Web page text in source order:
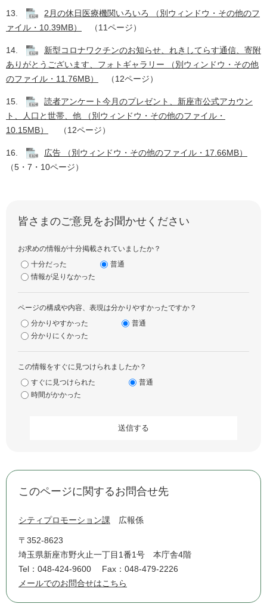
13.
2月の休日医療機関いろいろ （別ウィンドウ・その他のフ
ァイル・10.39MB）
（11ページ）
​14.
新型コロナワクチンのお知らせ、れきしてらす通信、寄附
ありがとうございます、フォトギャラリー （別ウィンドウ・その他
のファイル・11.76MB）
（12ページ） ​
15.
読者アンケート今月のプレゼント、新座市公式アカウン
ト、人口と世帯、他 （別ウィンドウ・その他のファイル・
10.15MB）
（12ページ） ​
16.
広告 （別ウィンドウ・その他のファイル・17.66MB）
（5・7・10ページ） ​
皆さまのご意見をお聞かせください
お求めの情報が十分掲載されていましたか？
十分だった
普通
情報が足りなかった
ページの構成や内容、表現は分かりやすかったですか？
分かりやすかった
普通
分かりにくかった
この情報をすぐに見つけられましたか？
すぐに見つけられた
普通
時間がかかった
このページに関するお問合せ先
シティプロモーション課 広報係
〒352-8623
埼玉県新座市野火止一丁目1番1号 本庁舎4階
Tel：048-424-9600
Fax：048-479-2226
メールでのお問合せはこちら